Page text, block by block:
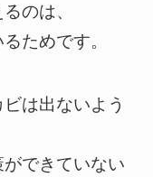
のは、
ためです。
は出ないよう
できていない